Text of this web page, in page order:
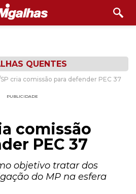
QUENTES
cria comissão para defender PEC 37
PUBLICIDADE
comissão
PEC 37
objetivo tratar dos
do MP na esfera